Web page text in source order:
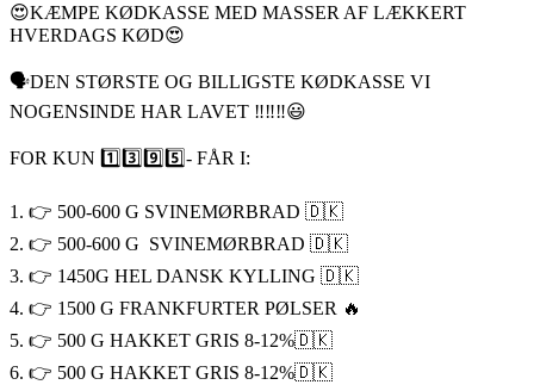
😍KÆMPE KØDKASSE MED MASSER AF LÆKKERT
HVERDAGS KØD😍
🗣DEN STØRSTE OG BILLIGSTE KØDKASSE VI
NOGENSINDE HAR LAVET ‼️‼️‼️😃
FOR KUN 1️⃣3️⃣9️⃣5️⃣- FÅR I:
1. 👉 500-600 G SVINEMØRBRAD 🇩🇰
2. 👉 500-600 G SVINEMØRBRAD 🇩🇰
3. 👉 1450G HEL DANSK KYLLING 🇩🇰
4. 👉 1500 G FRANKFURTER PØLSER 🔥
5. 👉 500 G HAKKET GRIS 8-12%🇩🇰
6. 👉 500 G HAKKET GRIS 8-12%🇩🇰